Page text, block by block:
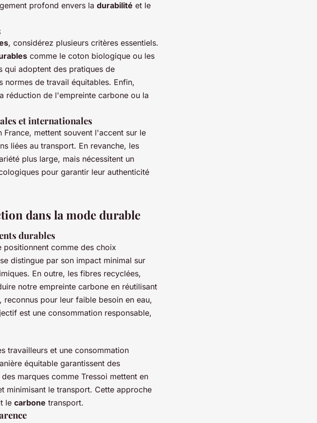
profond envers la durabilité et le
, considérez plusieurs critères essentiels.
comme le coton biologique ou les
qui adoptent des pratiques de
normes de travail équitables. Enfin,
réduction de l'empreinte carbone ou la
et internationales
France, mettent souvent l'accent sur le
liées au transport. En revanche, les
plus large, mais nécessitent un
pour garantir leur authenticité
dans la mode durable
durables
positionnent comme des choix
distingue par son impact minimal sur
En outre, les fibres recyclées,
notre empreinte carbone en réutilisant
pour leur faible besoin en eau,
est une consommation responsable,
travailleurs et une consommation
équitable garantissent des
marques comme Tressoi mettent en
minimisant le transport. Cette approche
le carbone transport.